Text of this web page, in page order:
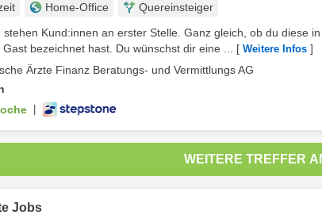
Home-Office
Quereinsteiger
stehen Kund:innen an erster Stelle. Ganz gleich, ob du diese
bezeichnet hast. Du wünschst dir eine ...
[ Weitere Infos ]
Ärzte Finanz Beratungs- und Vermittlungs AG
WEITERE TREFFER
Jobs